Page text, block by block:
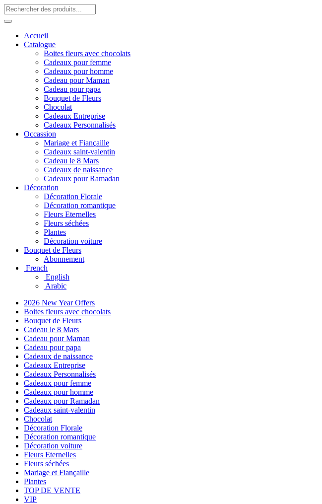
Accueil
Catalogue
Boites fleurs avec chocolats
Cadeaux pour femme
Cadeaux pour homme
Cadeau pour Maman
Cadeau pour papa
Bouquet de Fleurs
Chocolat
Cadeaux Entreprise
Cadeaux Personnalisés
Occassion
Mariage et Fiançaille
Cadeaux saint-valentin
Cadeau le 8 Mars
Cadeaux de naissance
Cadeaux pour Ramadan
Décoration
Décoration Florale
Décoration romantique
Fleurs Eternelles
Fleurs séchées
Plantes
Décoration voiture
Bouquet de Fleurs
Abonnement
French
English
Arabic
2026 New Year Offers
Boites fleurs avec chocolats
Bouquet de Fleurs
Cadeau le 8 Mars
Cadeau pour Maman
Cadeau pour papa
Cadeaux de naissance
Cadeaux Entreprise
Cadeaux Personnalisés
Cadeaux pour femme
Cadeaux pour homme
Cadeaux pour Ramadan
Cadeaux saint-valentin
Chocolat
Décoration Florale
Décoration romantique
Décoration voiture
Fleurs Eternelles
Fleurs séchées
Mariage et Fiançaille
Plantes
TOP DE VENTE
VIP